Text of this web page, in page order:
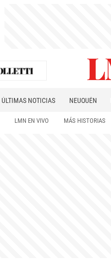
ÚLTIMAS NOTICIAS NEUQUÉN
LMN EN VIVO MÁS HISTORIAS